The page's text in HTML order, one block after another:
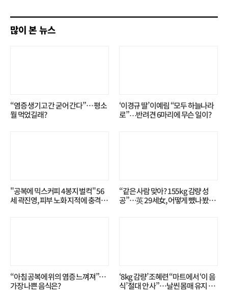
기
많이 본 뉴스
“염증 생기고 간 굳어 간다”… 평소
뭘 먹었길래?
‘이경규 딸’ 이예림 “모두 하늘나라
로”⋯반려견 6마리에 무슨 일이?
"공복에 믹스커피 4봉지 벌컥" 56
세 곽진영, 피부 노화 지적에 충격…
“같은 사람 맞아? 155kg 감량 성
공”…英 29세女, 어떻게 뺐나 봤더
“아침 공복에 위의 염증 느껴져”…
가장 나쁜 음식은?
‘8kg 감량’ 조혜련 “마트에서 ‘이 음
식’ 절대 안 사”…날씬 몸매 유지 비